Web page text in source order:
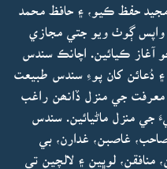
حفظ ڪيو، ۽ حافظ محمد
واپس ڳوٺ ويو جتي مجازي
آغاز ڪيائين. اچانڪ سندس
دُعائن کان پوءِ سندس طبيعت
جي منزل ڏانھن راغب
جي منزل ماڻيائين. سندس
غاصبن، غدارن، بي
منافقن، لوڀين ۽ لالچين تي